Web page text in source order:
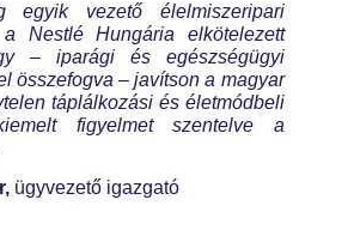
egyik vezető élelmiszeripari
a Nestlé Hungária elkötelezett
– iparági és egészségügyi
összefogva – javítson a magyar
táplálkozási és életmódbeli
figyelmet szentelve a
ügyvezető igazgató